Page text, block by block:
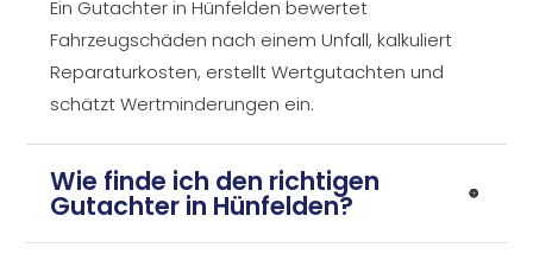
Ein Gutachter in Hünfelden bewertet
Fahrzeugschäden nach einem Unfall, kalkuliert
Reparaturkosten, erstellt Wertgutachten und
schätzt Wertminderungen ein.
Wie finde ich den richtigen
Gutachter in Hünfelden?